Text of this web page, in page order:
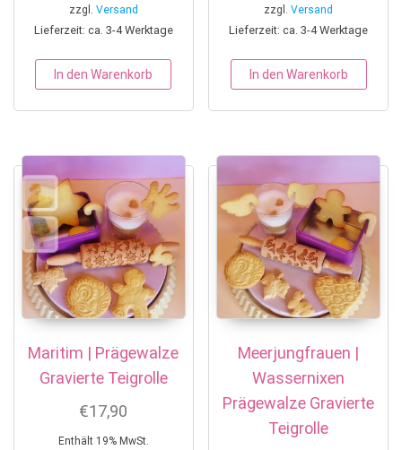
zzgl. Versand
Lieferzeit: ca. 3-4 Werktage
In den Warenkorb
zzgl.Versand
Lieferzeit: ca. 3-4 Werktage
In den Warenkorb
Maritim | Prägewalze
Gravierte Teigrolle
€17,90
Enthält 19% MwSt.
Meerjungfrauen |
Wassernixen
Prägewalze Gravierte
Teigrolle